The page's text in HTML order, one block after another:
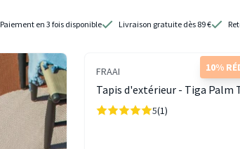
Paiement en 3 fois disponible Livraison gratuite dès 89 €
10%
FRAAI
Tapis d'extérieur - Tiga Palm
5(1)